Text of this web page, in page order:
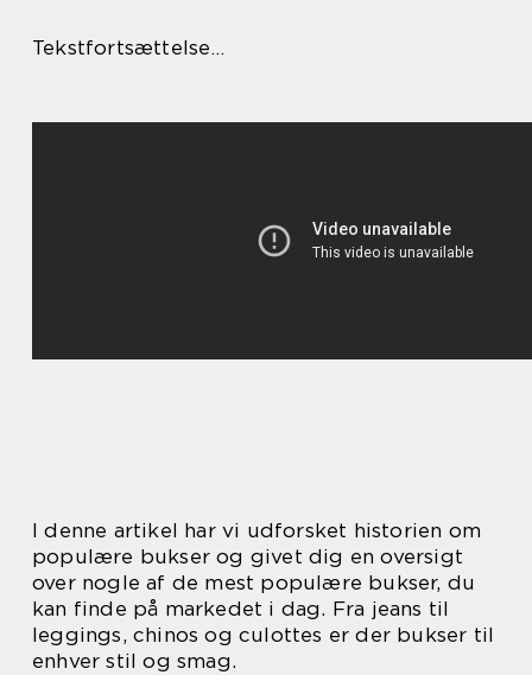
Tekstfortsættelse…
I denne artikel har vi udforsket historien om
populære bukser og givet dig en oversigt
over nogle af de mest populære bukser, du
kan finde på markedet i dag. Fra jeans til
leggings, chinos og culottes er der bukser til
enhver stil og smag.